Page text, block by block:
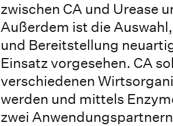
zwischen CA und Urease
Außerdem ist die
und Bereitstellung
Einsatz vorgesehen. CA
verschiedenen
werden und mittels
zwei